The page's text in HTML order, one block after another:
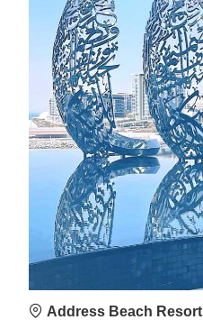
Address Beach Resort